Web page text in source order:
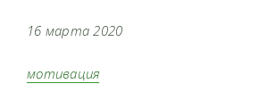
16 марта 2020
мотивация